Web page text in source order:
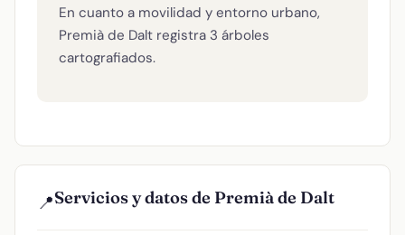
En cuanto a movilidad y entorno urbano,
Premià de Dalt registra 3 árboles
cartografiados.
📍Servicios y datos de Premià de Dalt